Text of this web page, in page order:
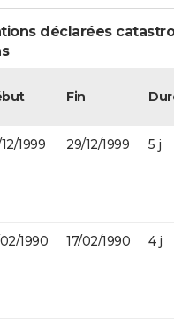
déclarées
Fin
1999 29/12/1999 5 j
1990 17/02/1990 4 j